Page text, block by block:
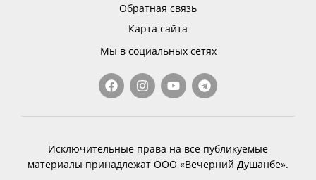
Обратная связь
Карта сайта
Мы в социальных сетях
Исключительные права на все публикуемые
материалы принадлежат ООО «Вечерний Душанбе».